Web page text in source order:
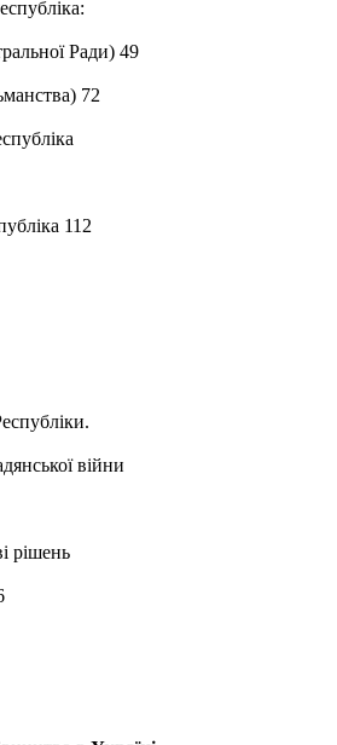
Ради) 49
72
112
війни
рішень